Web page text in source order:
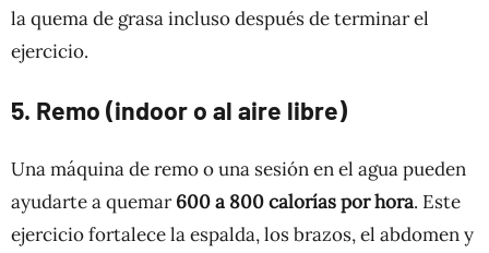
la quema de grasa incluso después de terminar el
ejercicio.
5. Remo (indoor o al aire libre)
Una máquina de remo o una sesión en el agua pueden
ayudarte a quemar600 a 800 calorías por hora. Este
ejercicio fortalece la espalda, los brazos, el abdomen y